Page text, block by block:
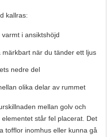
kallras:
i ansiktshöjd
när du tänder ett ljus
nedre del
olika delar av rummet
mellan golv och
står fel placerat. Det
tofflor inomhus eller kunna gå